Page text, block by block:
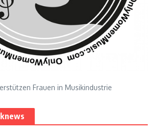
Frauen in Musikindustrie